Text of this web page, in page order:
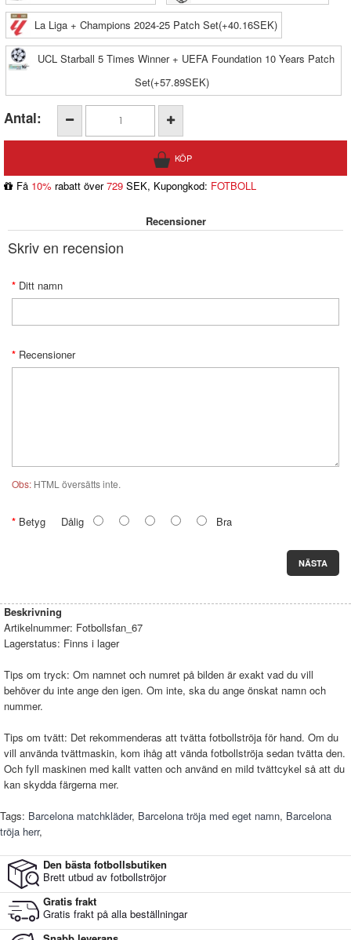
La Liga + Champions 2024-25 Patch Set(+40.16SEK)
UCL Starball 5 Times Winner + UEFA Foundation 10 Years Patch
Set(+57.89SEK)
Antal:
Få 10% rabatt över729 SEK, Kupongkod: FOTBOLL
Recensioner
Skriv en recension
Ditt namn
Recensioner
Obs: HTML översätts inte.
Betyg Dålig Bra
NÄSTA
Beskrivning
Artikelnummer: Fotbollsfan_67
Lagerstatus: Finns i lager
Tips om tryck: Om namnet och numret på bilden är exakt vad du vill
behöver du inte ange den igen. Om inte, ska du ange önskat namn och
nummer.
Tips om tvätt: Det rekommenderas att tvätta fotbollströja för hand. Om du
vill använda tvättmaskin, kom ihåg att vända fotbollströja sedan tvätta den.
Och fyll maskinen med kallt vatten och använd en mild tvättcykel så att du
kan skydda färgerna mer.
Tags: Barcelona matchkläder, Barcelona tröja med eget namn, Barcelona
tröja herr,
Den bästa fotbollsbutiken
Brett utbud av fotbollströjor
Gratis frakt
Gratis frakt på alla beställningar